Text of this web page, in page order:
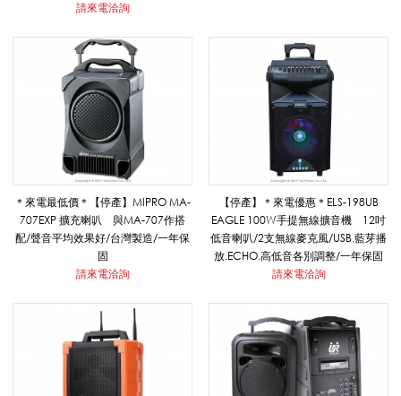
0
W
請來電洽詢
＊來電最低價＊【停產】MIPRO MA-
707EXP 擴充喇叭 與MA-707作搭
配/聲音平均效果好/台灣製造/一年保
固
請來電洽詢
【停產】＊來電優惠＊ELS-198UB
EAGLE 100W手提無線擴音機 12吋
低音喇叭/2支無線麥克風/USB.藍芽播
放.ECHO.高低音各別調整/一年保固
請來電洽詢